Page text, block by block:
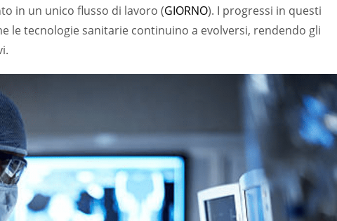
in un unico flusso di lavoro (GIORNO). I progressi in questi
le tecnologie sanitarie continuino a evolversi, rendendo gli